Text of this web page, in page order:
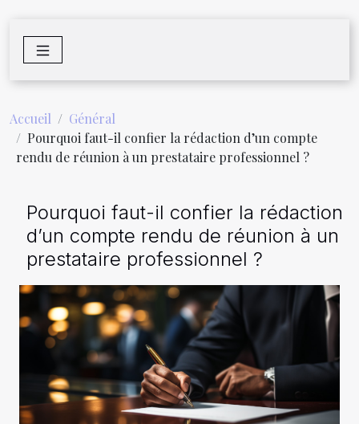
Accueil
Général
Pourquoi faut-il confier la rédaction d’un compte
rendu de réunion à un prestataire professionnel ?
Pourquoi faut-il confier la rédaction
d’un compte rendu de réunion à un
prestataire professionnel ?